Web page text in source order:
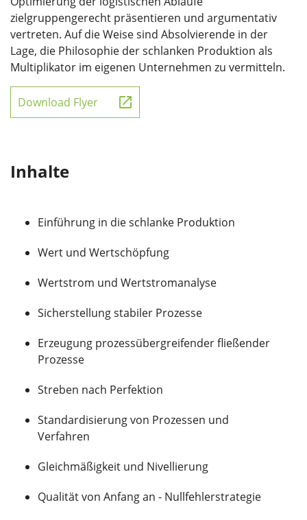
zielgruppengerecht präsentieren und argumentativ
vertreten. Auf die Weise sind Absolvierende in der
Lage, die Philosophie der schlanken Produktion als
Multiplikator im eigenen Unternehmen zu vermitteln.
Download Flyer
Inhalte
Einführung in die schlanke Produktion
Wert und Wertschöpfung
Wertstrom und Wertstromanalyse
Sicherstellung stabiler Prozesse
Erzeugung prozessübergreifender fließender
Prozesse
Streben nach Perfektion
Standardisierung von Prozessen und
Verfahren
Gleichmäßigkeit und Nivellierung
Qualität von Anfang an - Nullfehlerstrategie